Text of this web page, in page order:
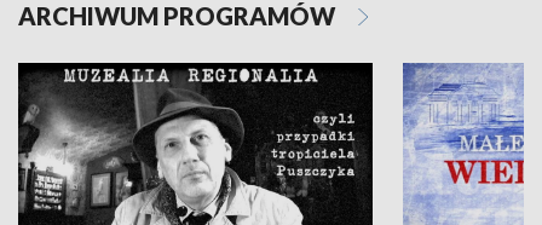
ARCHIWUM PROGRAMÓW